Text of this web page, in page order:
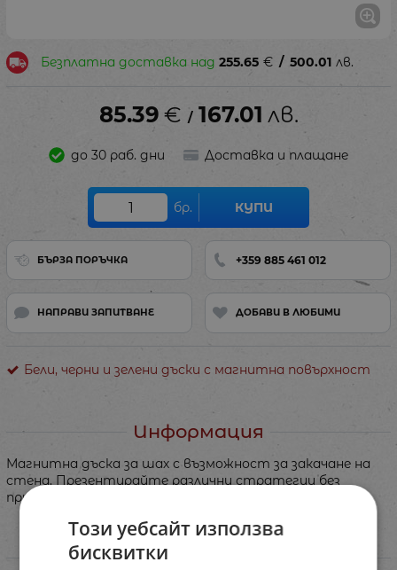
Безплатна доставка над 255.65 € / 500.01 лв.
85.39 € / 167.01 лв.
до 30 раб. дни Доставка и плащане
бр. КУПИ
БЪРЗА ПОРЪЧКА +359 885 461 012
НАПРАВИ ЗАПИТВАНЕ ДОБАВИ В ЛЮБИМИ
Бели, черни и зелени дъски с магнитна повърхност
Информация
Магнитна дъска за шах с възможност за закачане на
стена. Презентирайте различни стратегии без
притеснение.
Характеристики
Този уебсайт използва
бисквитки